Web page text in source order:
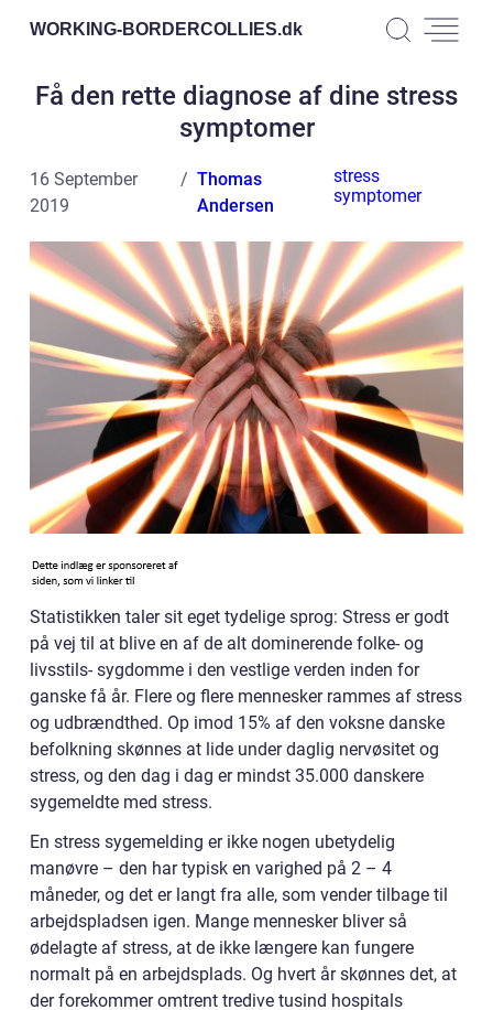
WORKING-BORDERCOLLIES.dk
Få den rette diagnose af dine stress
symptomer
16 September
2019
Thomas
Andersen
stress
symptomer
Statistikken taler sit eget tydelige sprog: Stress er godt
på vej til at blive en af de alt dominerende folke- og
livsstils- sygdomme i den vestlige verden inden for
ganske få år. Flere og flere mennesker rammes af stress
og udbrændthed. Op imod 15% af den voksne danske
befolkning skønnes at lide under daglig nervøsitet og
stress, og den dag i dag er mindst 35.000 danskere
sygemeldte med stress.
En stress sygemelding er ikke nogen ubetydelig
manøvre – den har typisk en varighed på 2 – 4
måneder, og det er langt fra alle, som vender tilbage til
arbejdspladsen igen. Mange mennesker bliver så
ødelagte af stress, at de ikke længere kan fungere
normalt på en arbejdsplads. Og hvert år skønnes det, at
der forekommer omtrent tredive tusind hospitals